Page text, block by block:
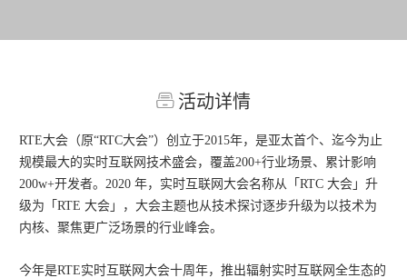
活动详情
RTE大会（原“RTC大会”）创立于2015年，是亚太首个、迄今为止
规模最大的实时互联网技术盛会，覆盖200+行业场景、累计影响
200w+开发者。2020 年，实时互联网大会名称从「RTC 大会」升
级为「RTE 大会」，大会主题也从技术探讨逐步升级为以技术为
内核、聚焦更广泛场景的行业峰会。
今年是RTE实时互联网大会十周年，推出辐射实时互联网全生态的